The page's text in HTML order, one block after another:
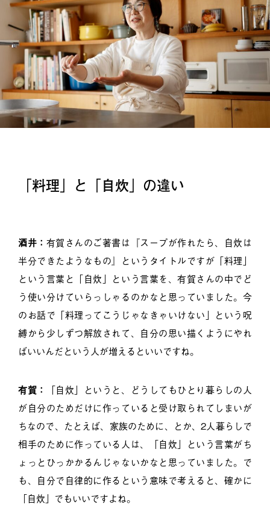
「料理」と「自炊」の違い
酒井： 有賀さんのご著書は『スープが作れたら、自炊は
半分できたようなもの』というタイトルですが「料理」
という言葉と「自炊」という言葉を、有賀さんの中でど
う使い分けていらっしゃるのかなと思っていました。今
のお話で「料理ってこうじゃなきゃいけない」という呪
縛から少しずつ解放されて、自分の思い描くようにやれ
ばいいんだという人が増えるといいですね。
有賀：
「自炊」というと、どうしてもひとり暮らしの人
が自分のためだけに作っていると受け取られてしまいが
ちなので、たとえば、家族のために、とか、2人暮らしで
相手のために作っている人は、「自炊」という言葉がち
ょっとひっかかるんじゃないかなと思っていました。で
も、自分で自律的に作るという意味で考えると、確かに
「自炊」でもいいですよね。